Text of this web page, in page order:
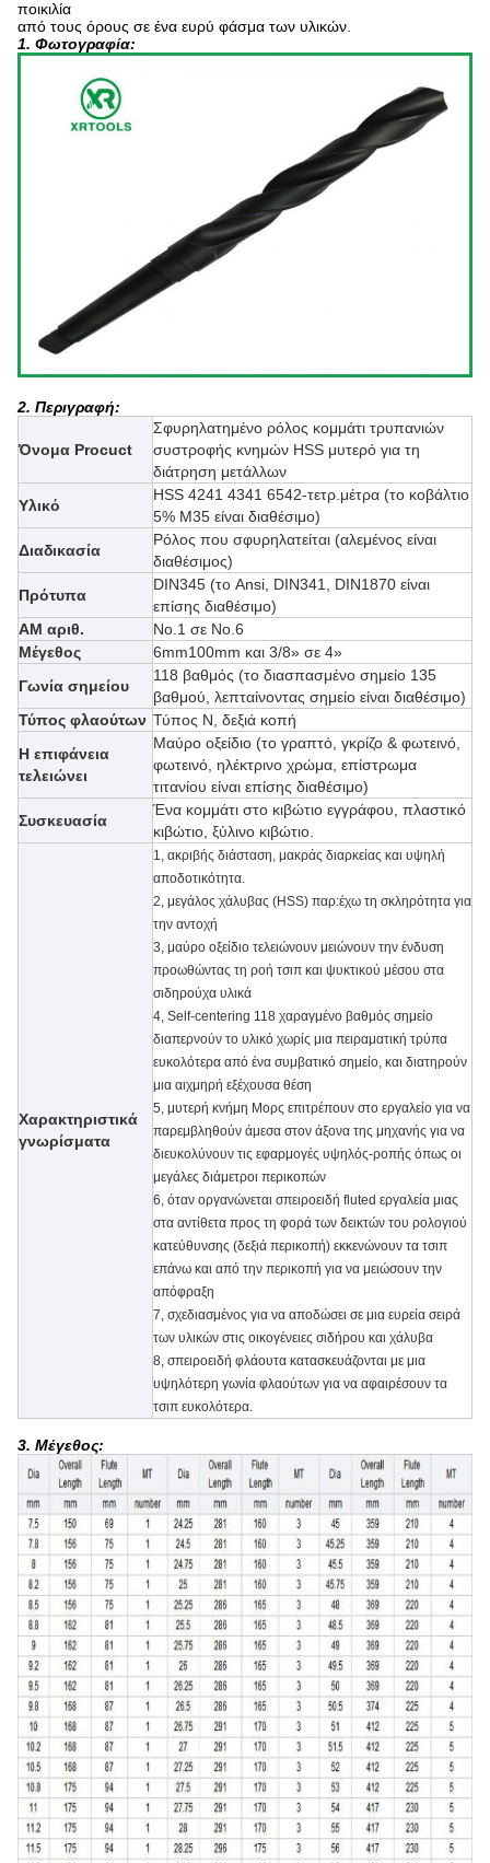
ποικιλία
από τους όρους σε ένα ευρύ φάσμα των υλικών.
1. Φωτογραφία:
2. Περιγραφή:
Όνομα Procuct
Σφυρηλατημένο ρόλος κομμάτι τρυπανιών
συστροφής κνημών HSS μυτερό για τη
διάτρηση μετάλλων
Υλικό
HSS 4241 4341 6542-τετρ.μέτρα (το κοβάλτιο
5% M35 είναι διαθέσιμο)
Διαδικασία
Ρόλος που σφυρηλατείται (αλεμένος είναι
διαθέσιμος)
Πρότυπα
DIN345 (το Ansi, DIN341, DIN1870 είναι
επίσης διαθέσιμο)
ΑΜ αριθ.
No.1 σε No.6
Μέγεθος
6mm100mm και 3/8» σε 4»
Γωνία σημείου
118 βαθμός (το διασπασμένο σημείο 135
βαθμού, λεπταίνοντας σημείο είναι διαθέσιμο)
Τύπος φλαούτων Τύπος Ν, δεξιά κοπή
Η επιφάνεια
τελειώνει
Μαύρο οξείδιο (το γραπτό, γκρίζο & φωτεινό,
φωτεινό, ηλέκτρινο χρώμα, επίστρωμα
τιτανίου είναι επίσης διαθέσιμο)
Συσκευασία
Ένα κομμάτι στο κιβώτιο εγγράφου, πλαστικό
κιβώτιο, ξύλινο κιβώτιο.
Χαρακτηριστικά
γνωρίσματα
1, ακριβής διάσταση, μακράς διαρκείας και υψηλή
αποδοτικότητα.
2, μεγάλος χάλυβας (HSS) παρ:έχω τη σκληρότητα για
την αντοχή
3, μαύρο οξείδιο τελειώνουν μειώνουν την ένδυση
προωθώντας τη ροή τσιπ και ψυκτικού μέσου στα
σιδηρούχα υλικά
4, Self-centering 118 χαραγμένο βαθμός σημείο
διαπερνούν το υλικό χωρίς μια πειραματική τρύπα
ευκολότερα από ένα συμβατικό σημείο, και διατηρούν
μια αιχμηρή εξέχουσα θέση
5, μυτερή κνήμη Μορς επιτρέπουν στο εργαλείο για να
παρεμβληθούν άμεσα στον άξονα της μηχανής για να
διευκολύνουν τις εφαρμογές υψηλός-ροπής όπως οι
μεγάλες διάμετροι περικοπών
6, όταν οργανώνεται σπειροειδή fluted εργαλεία μιας
στα αντίθετα προς τη φορά των δεικτών του ρολογιού
κατεύθυνσης (δεξιά περικοπή) εκκενώνουν τα τσιπ
επάνω και από την περικοπή για να μειώσουν την
απόφραξη
7, σχεδιασμένος για να αποδώσει σε μια ευρεία σειρά
των υλικών στις οικογένειες σιδήρου και χάλυβα
8, σπειροειδή φλάουτα κατασκευάζονται με μια
υψηλότερη γωνία φλαούτων για να αφαιρέσουν τα
τσιπ ευκολότερα.
3. Μέγεθος: